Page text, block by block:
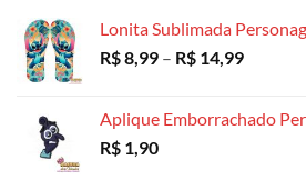
Lonita Sublimada
R$8,99 – R$ 14,99Faixa
R$ 8,99
Aplique Emborrachado
R$ 1,90